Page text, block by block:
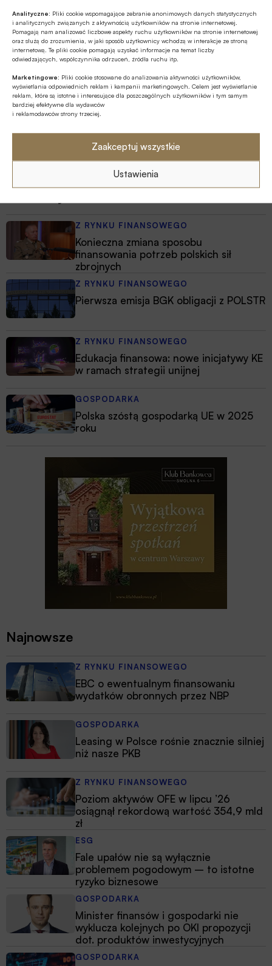
Analityczne: Pliki cookie wspomagające zebranie anonimowych danych statystycznych
i analitycznych związanych z aktywnością użytkowników na stronie internetowej.
Pomagają nam analizować liczbowe aspekty ruchu użytkowników na stronie internetowej
oraz służą do zrozumienia, w jaki sposób użytkownicy wchodzą w interakcje ze stroną
internetową. Te pliki cookie pomagają uzyskać informacje na temat liczby
odwiedzających, współczynnika odrzuceń, źródła ruchu itp.
Marketingowe: Pliki cookie stosowane do analizowania aktywności użytkowników,
wyświetlania odpowiednich reklam i kampanii marketingowych. Celem jest wyświetlanie
reklam, które są istotne i interesujące dla poszczególnych użytkowników i tym samym
bardziej efektywne dla wydawców
i reklamodawców strony trzeciej.
Zaakceptuj wszystkie
Ustawienia
Z rynku finansowego
30.01.2018 16:04
Pięć banków ma mandat na
BNP Paribas, Citi, Commerzbank, Societe Generale oraz
PKO Bank Polski otrzymały mandat na zorganizowanie
emisji 8,5-letnich obligacji nominowanych w euro tzw.
Green Bonds, podał resort w komunikacie.
Z RYNKU FINANSOWEGO
Konieczna zmiana sposobu
finansowania potrzeb polskich sił
zbrojnych
Z RYNKU FINANSOWEGO
Pierwsza emisja BGK obligacji z POLSTR
Z RYNKU FINANSOWEGO
Edukacja finansowa: nowe inicjatywy KE
w ramach strategii unijnej
GOSPODARKA
Polska szóstą gospodarką UE w 2025
roku
Najnowsze
Z RYNKU FINANSOWEGO
EBC o ewentualnym finansowaniu
wydatków obronnych przez NBP
GOSPODARKA
Leasing w Polsce rośnie znacznie silniej
niż nasze PKB
Z RYNKU FINANSOWEGO
Poziom aktywów OFE w lipcu ’26
osiągnął rekordową wartość 354,9 mld
zł
ESG
Fale upałów nie są wyłącznie
problemem pogodowym – to istotne
ryzyko biznesowe
GOSPODARKA
Minister finansów i gospodarki nie
wyklucza kolejnych po OKI propozycji
dot. produktów inwestycyjnych
GOSPODARKA